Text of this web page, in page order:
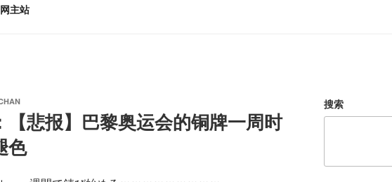
主站
【悲报】巴黎奥运会的铜牌一周时
色
搜索